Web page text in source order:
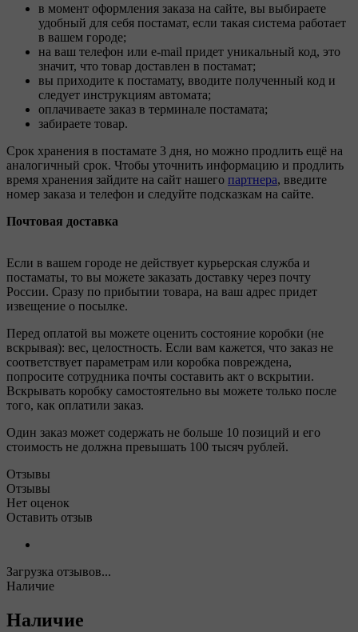
в момент оформления заказа на сайте, вы выбираете
удобный для себя постамат, если такая система работает
в вашем городе;
на ваш телефон или e-mail придет уникальный код, это
значит, что товар доставлен в постамат;
вы приходите к постамату, вводите полученный код и
следует инструкциям автомата;
оплачиваете заказ в терминале постамата;
забираете товар.
Срок хранения в постамате 3 дня, но можно продлить ещё на
аналогичный срок. Чтобы уточнить информацию и продлить
время хранения зайдите на сайт нашего партнера, введите
номер заказа и телефон и следуйте подсказкам на сайте.
Почтовая доставка
Если в вашем городе не действует курьерская служба и
постаматы, то вы можете заказать доставку через почту
России. Сразу по прибытии товара, на ваш адрес придет
извещение о посылке.
Перед оплатой вы можете оценить состояние коробки (не
вскрывая): вес, целостность. Если вам кажется, что заказ не
соответствует параметрам или коробка повреждена,
попросите сотрудника почты составить акт о вскрытии.
Вскрывать коробку самостоятельно вы можете только после
того, как оплатили заказ.
Один заказ может содержать не больше 10 позиций и его
стоимость не должна превышать 100 тысяч рублей.
Отзывы
Отзывы
Нет оценок
Оставить отзыв
Загрузка отзывов...
Наличие
Наличие